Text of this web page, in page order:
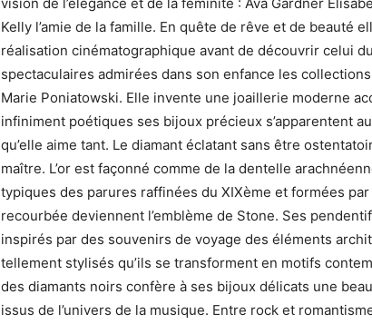
Kelly l’amie de la famille. En quête de rêve et de beauté
réalisation cinématographique avant de découvrir celui
spectaculaires admirées dans son enfance les
Marie Poniatowski. Elle invente une joaillerie moderne
infiniment poétiques ses bijoux précieux s’apparentent
qu’elle aime tant. Le diamant éclatant sans être
maître. L’or est façonné comme de la dentelle
typiques des parures raffinées du XIXème et formées
recourbée deviennent l’emblème de Stone. Ses
inspirés par des souvenirs de voyage des éléments
tellement stylisés qu’ils se transforment en motifs
des diamants noirs confère à ses bijoux délicats une
issus de l’univers de la musique. Entre rock et